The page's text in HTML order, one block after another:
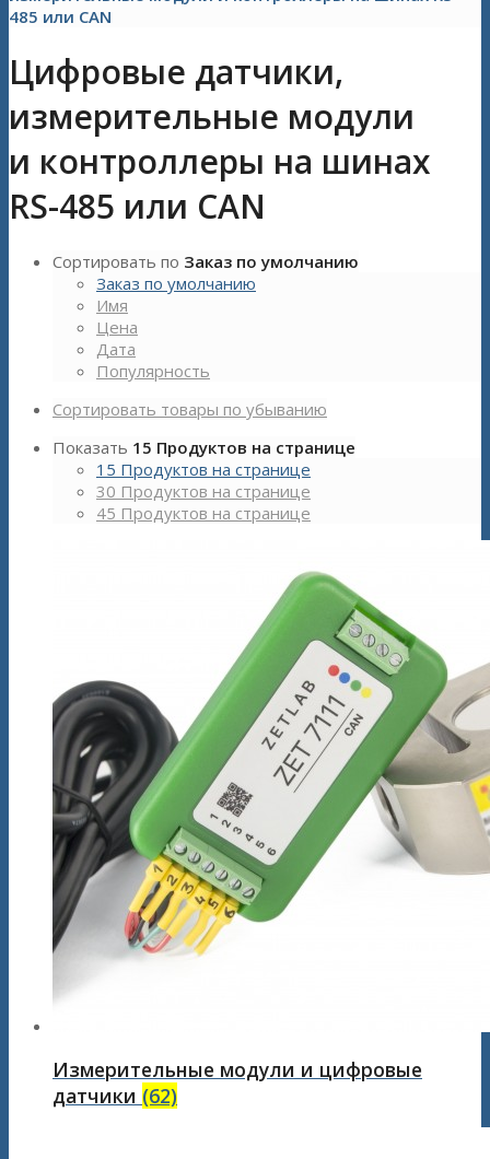
485 или CAN
Цифровые датчики,
измерительные модули
и контроллеры на шинах
RS-485 или CAN
Сортировать по Заказ по умолчанию
Заказ по умолчанию
Имя
Цена
Дата
Популярность
Сортировать товары по убыванию
Показать 15 Продуктов на странице
15 Продуктов на странице
30 Продуктов на странице
45 Продуктов на странице
Измерительные модули и цифровые
датчики (62)